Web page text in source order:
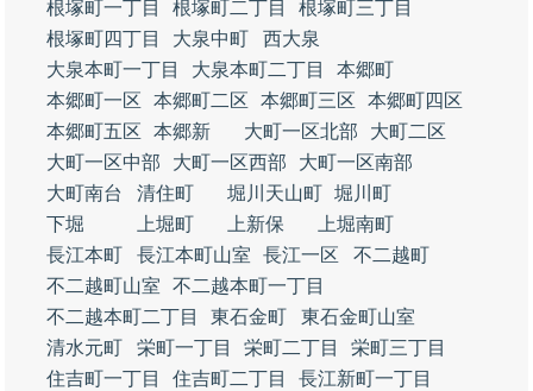
根塚町一丁目 根塚町二丁目
根塚町三丁目
根塚町四丁目
大泉中町
西大泉
大泉本町一丁目
大泉本町二丁目
本郷町
本郷町一区
本郷町二区 本郷町三区
本郷町四区
本郷町五区
本郷新 大町一区北部
大町二区
大町一区中部
大町一区西部
大町一区南部
大町南台
清住町 堀川天山町 堀川町
下堀
上堀町 上新保
上堀南町
長江本町
長江本町山室 長江一区
不二越町
不二越町山室
不二越本町一丁目
不二越本町二丁目
東石金町
東石金町山室
清水元町
栄町一丁目 栄町二丁目
栄町三丁目
住吉町一丁目
住吉町二丁目
長江新町一丁目